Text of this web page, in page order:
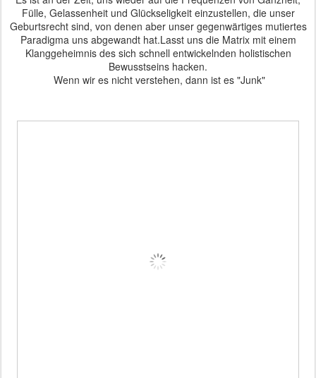
Fülle, Gelassenheit und Glückseligkeit einzustellen, die unser
Geburtsrecht sind, von denen aber unser gegenwärtiges mutiertes
Paradigma uns abgewandt hat.Lasst uns die Matrix mit einem
Klanggeheimnis des sich schnell entwickelnden holistischen
Bewusstseins hacken.
Wenn wir es nicht verstehen, dann ist es "Junk"